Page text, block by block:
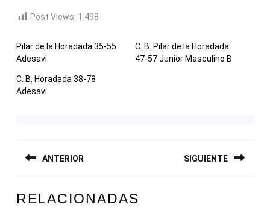
Post Views: 1.498
Pilar de la Horadada 35-55
Adesavi
C. B. Pilar de la Horadada
47-57 Junior Masculino B
C. B. Horadada 38-78
Adesavi
DE
ANTERIOR
anterior:
SIGUIENTE
entrada:
RELACIONADAS